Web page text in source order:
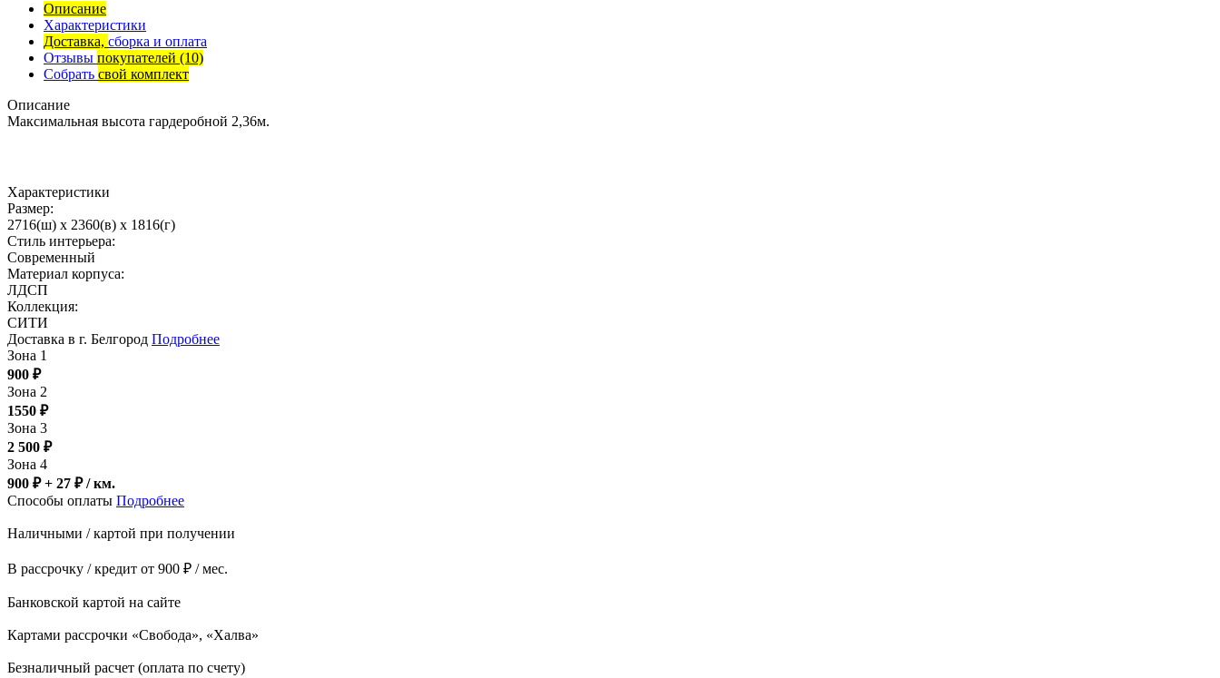
Описание
Характеристики
Доставка, сборка и оплата
Отзывы покупателей (10)
Собрать свой комплект
Описание
Максимальная высота гардеробной 2,36м.
Характеристики
Размер:
2716(ш) x 2360(в) x 1816(г)
Стиль интерьера:
Современный
Материал корпуса:
ЛДСП
Коллекция:
СИТИ
Доставка в г. Белгород Подробнее
Зона 1
900 ₽
Зона 2
1550 ₽
Зона 3
2 500 ₽
Зона 4
900 ₽ + 27 ₽/ км.
Способы оплаты Подробнее
Наличными / картой при получении
В рассрочку / кредит от 900 ₽ / мес.
Банковской картой на сайте
Картами рассрочки «Свобода», «Халва»
Безналичный расчет (оплата по счету)